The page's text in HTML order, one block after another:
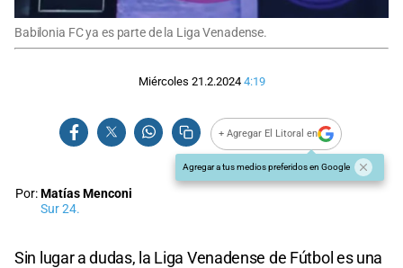
Babilonia FC ya es parte de la Liga Venadense.
Miércoles 21.2.2024 4:19
+ Agregar El Litoral en
Agregar a tus medios preferidos en Google
Por:Matías Menconi
Sur 24.
Sin lugar a dudas, la Liga Venadense de Fútbol es una